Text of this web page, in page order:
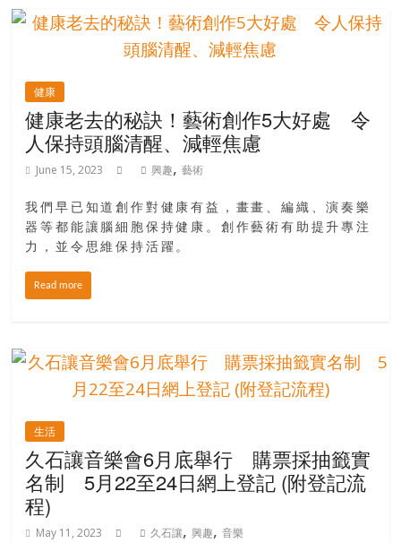
健康
健康老去的秘訣！藝術創作5大好處 令
人保持頭腦清醒、減輕焦慮
June 15, 2023 興趣,藝術
我們早已知道創作對健康有益，畫畫、編織、演奏樂
器等都能讓腦細胞保持健康。創作藝術有助提升專注
力，並令思維保持活躍。
Read more
生活
久石讓音樂會6月底舉行 購票採抽籤實
名制 5月22至24日網上登記 (附登記流
程)
May 11, 2023 久石讓,興趣,音樂